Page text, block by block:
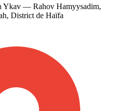
Ykav — Rahov Hamyysadim,
District de Haïfa